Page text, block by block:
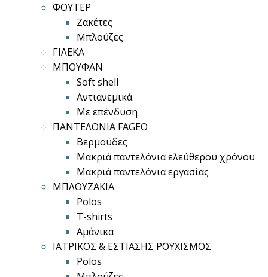
ΦΟΥΤΕΡ
Ζακέτες
Μπλούζες
ΓΙΛΕΚΑ
ΜΠΟΥΦΑΝ
Soft shell
Αντιανεμικά
Με επένδυση
ΠΑΝΤΕΛΟΝΙΑ FAGEO
Βερμούδες
Μακριά παντελόνια ελεύθερου χρόνου
Μακριά παντελόνια εργασίας
ΜΠΛΟΥΖΑΚΙΑ
Polos
T-shirts
Αμάνικα
ΙΑΤΡΙΚΟΣ & ΕΣΤΙΑΣΗΣ ΡΟΥΧΙΣΜΟΣ
Polos